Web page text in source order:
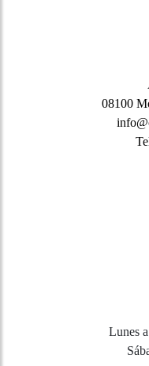
08100
Lunes